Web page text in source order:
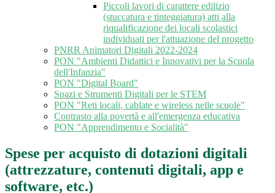
Piccoli lavori di carattere edilizio
(stuccatura e tinteggiatura) atti alla
riqualificazione dei locali scolastici
individuati per l'attuazione del progetto
PNRR Animatori Digitali 2022-2024
PON "Ambienti Didattici e Innovativi per la Scuola
dell'Infanzia"
PON "Digital Board"
Spazi e Strumenti Digitali per le STEM
PON "Reti locali, cablate e wireless nelle scuole"
Contrasto alla povertà e all'emergenza educativa
PON "Apprendimento e Socialità"
Spese per acquisto di dotazioni digitali
(attrezzature, contenuti digitali, app e
software, etc.)